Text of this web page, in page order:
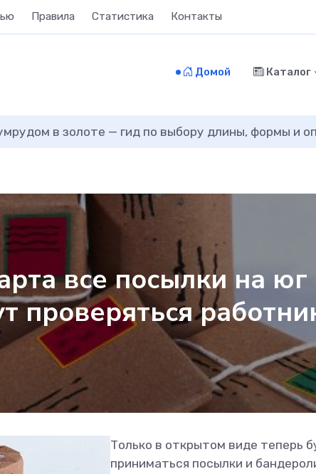
Правила Статистика Контакты
Домой Каталог
в золоте — гид по выбору длины, формы и
все посылки на юг
проверяться
Только в открытом виде теперь
приниматься посылки и